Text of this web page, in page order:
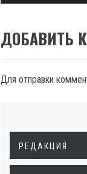
ДОБАВИТЬ
Для отправки
РЕДАКЦИЯ